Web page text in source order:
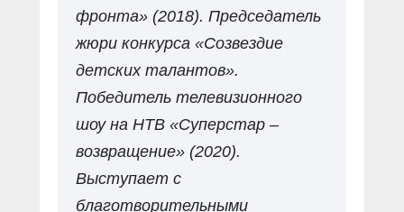
фронта» (2018). Председатель
жюри конкурса «Созвездие
детских талантов».
Победитель телевизионного
шоу на НТВ «Суперстар –
возвращение» (2020).
Выступает с
благотворительными